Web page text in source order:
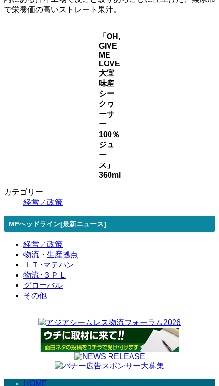
で栄養価の高いストレート果汁。
「OH,
GIVE
ME
LOVE
大宜
味産
シー
クヮ
ーサ
ー
100％
ジュ
ー
ス」
360ml
カテゴリー
経営／政策
MFヘッドライン[最新ニュース]
経営／政策
物流・生産拠点
ＩＴ･マテハン
物流･３ＰＬ
グローバル
その他
HOME